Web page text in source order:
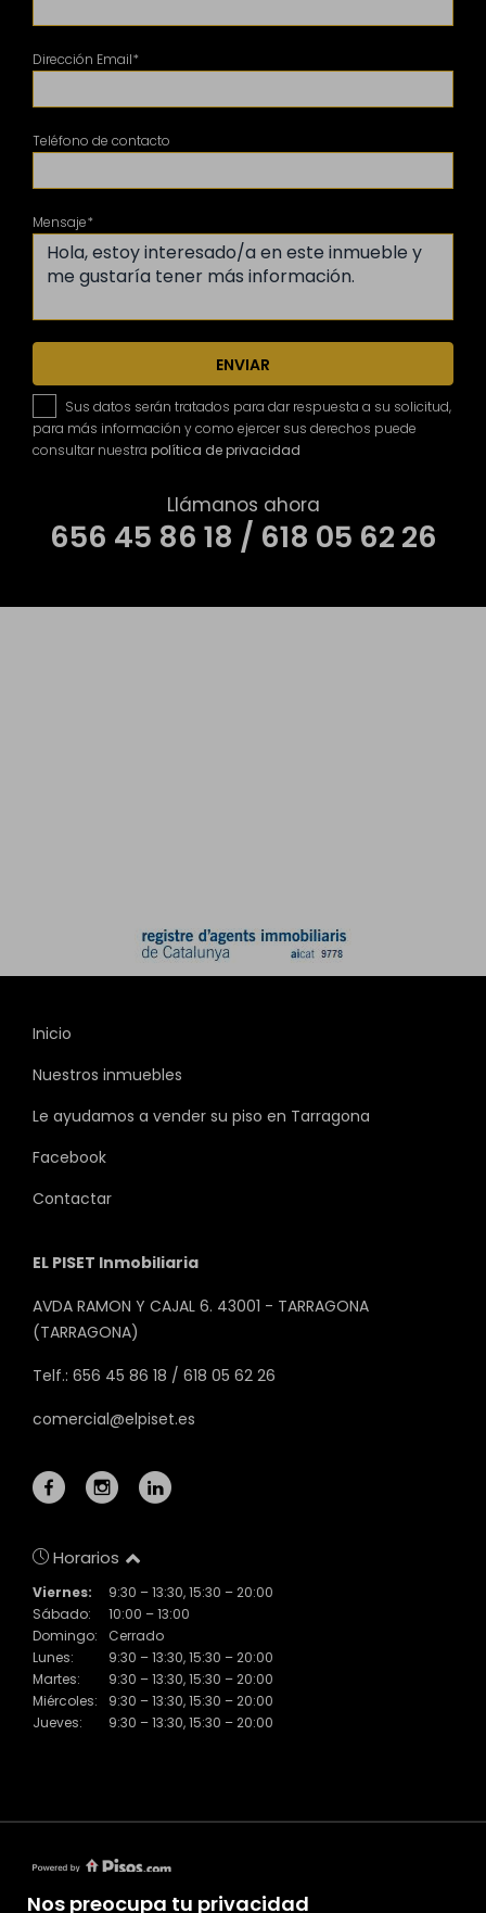
Nos preocupa tu privacidad
Dirección Email*
Teléfono de contacto
Mensaje*
ENVIAR
Sus datos serán tratados para dar respuesta a su solicitud,
para más información y como ejercer sus derechos puede
consultar nuestra política de privacidad
Llámanos ahora
656 45 86 18 / 618 05 62 26
Inicio
Nuestros inmuebles
Le ayudamos a vender su piso en Tarragona
Facebook
Contactar
EL PISET Inmobiliaria
AVDA RAMON Y CAJAL 6. 43001 - TARRAGONA
(TARRAGONA)
Telf.: 656 45 86 18 / 618 05 62 26
comercial@elpiset.es
Horarios
Viernes:
9:30 – 13:30, 15:30 – 20:00
Sábado:
10:00 – 13:00
Domingo:
Cerrado
Lunes:
9:30 – 13:30, 15:30 – 20:00
Martes:
9:30 – 13:30, 15:30 – 20:00
Miércoles:
9:30 – 13:30, 15:30 – 20:00
Jueves:
9:30 – 13:30, 15:30 – 20:00